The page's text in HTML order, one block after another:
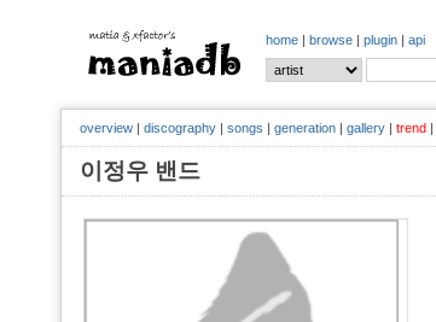
home | browse | plugin | api
overview | discography | songs | generation | gallery | trend |
이정우 밴드